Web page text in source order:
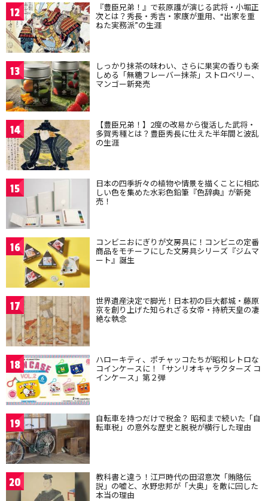
12 『豊臣兄弟！』で萩原護が演じる武将・小堀正
次とは？秀長・秀吉・家康が重用、“出家を重
ねた実務派”の生涯
13 しっかり抹茶の味わい、さらに果実の香りも楽
しめる「無糖フレーバー抹茶」ストロベリー、
マンゴー新発売
14 【豊臣兄弟！】2度の改易から復活した武将・
多賀秀種とは？豊臣秀長に仕えた半年間と波乱
の生涯
15 日本の四季折々の植物や情景を描くことに相応
しい色を集めた水彩色鉛筆『色辞典』が新発
売！
16 コンビニおにぎりが文房具に！コンビニの定番
商品をモチーフにした文房具シリーズ『ジムマ
ート』誕生
17 世界遺産決定で脚光！日本初の巨大都城・藤原
京を創り上げた知られざる女帝・持統天皇の凄
絶な執念
18 ハローキティ、ポチャッコたちが昭和レトロな
コインケースに！「サンリオキャラクターズ コ
インケース」第２弾
19 自転車を持つだけで税金？ 昭和まで続いた「自
転車税」の意外な歴史と脱税が横行した理由
20 教科書と違う！江戸時代の田沼意次「賄賂伝
説」の嘘と、水野忠邦が「大奥」を敵に回した
本当の理由